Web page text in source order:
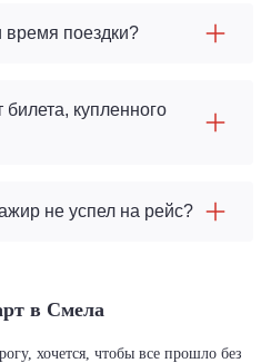
время поездки?
купленного
не успел на рейс?
в Смела
хочется, чтобы все прошло без